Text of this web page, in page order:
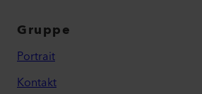
Gruppe
Portrait
Kontakt